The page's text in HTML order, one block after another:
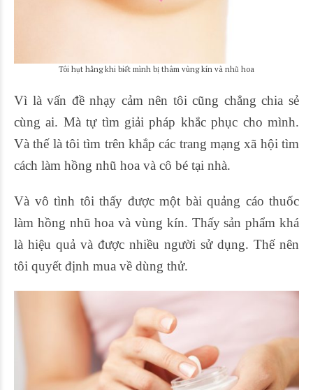
Tôi hụt hẫng khi biết mình bị thâm vùng kín và nhũ hoa
Vì là vấn đề nhạy cảm nên tôi cũng chẳng chia sẻ
cùng ai. Mà tự tìm giải pháp khắc phục cho mình.
Và thế là tôi tìm trên khắp các trang mạng xã hội tìm
cách làm hồng nhũ hoa và cô bé tại nhà.
Và vô tình tôi thấy được một bài quảng cáo thuốc
làm hồng nhũ hoa và vùng kín. Thấy sản phẩm khá
là hiệu quả và được nhiều người sử dụng. Thế nên
tôi quyết định mua về dùng thử.